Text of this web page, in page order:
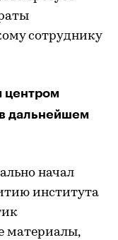
сотруднику
центром
дальнейшем
начал
института
материалы,